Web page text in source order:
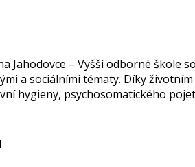
Jahodovce – Vyšší odborné škole
a sociálními tématy. Díky životním
hygieny, psychosomatického